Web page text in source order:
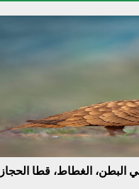
البطن، الغطاط، قطا